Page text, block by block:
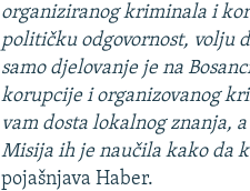
organiziranog kriminala i
političku odgovornost, volju
samo djelovanje je na
korupcije i organizovanog
vam dosta lokalnog znanja,
Misija ih je naučila kako da
pojašnjava Haber.